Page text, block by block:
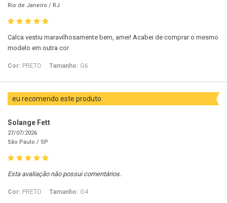
Rio de Janeiro / RJ
Calca vestiu maravilhosamente bem, amei! Acabei de comprar o mesmo
modelo em outra cor
Cor: PRETO Tamanho: G6
eu recomendo este produto
Solange Fett
27/07/2026
São Paulo / SP
Esta avaliação não possui comentários.
Cor: PRETO Tamanho: G4